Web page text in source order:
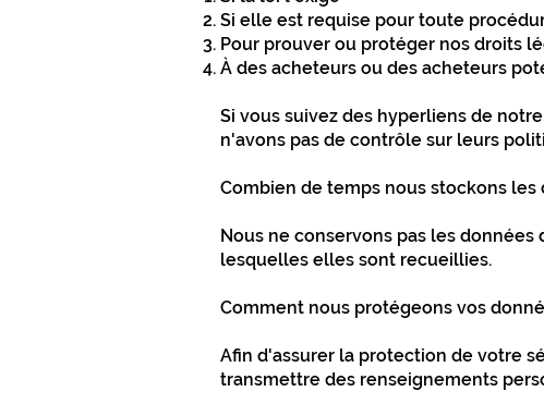
Si elle est requise pour toute
Pour prouver ou protéger nos droits
À des acheteurs ou des acheteurs
Si vous suivez des hyperliens de
n'avons pas de contrôle sur leurs
Combien de temps nous stockons
Nous ne conservons pas les
lesquelles elles sont recueillies.
Comment nous protégeons vos
Afin d'assurer la protection de votre
transmettre des renseignements